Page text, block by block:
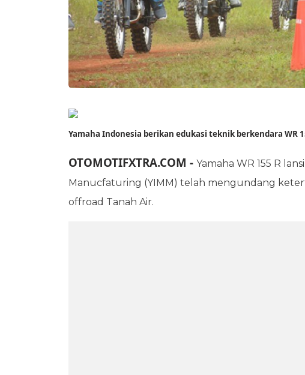
Yamaha Indonesia berikan edukasi teknik berkendara WR
OTOMOTIFXTRA.COM - Yamaha WR 155 R
Manucfaturing (YIMM) telah mengundang
offroad Tanah Air.